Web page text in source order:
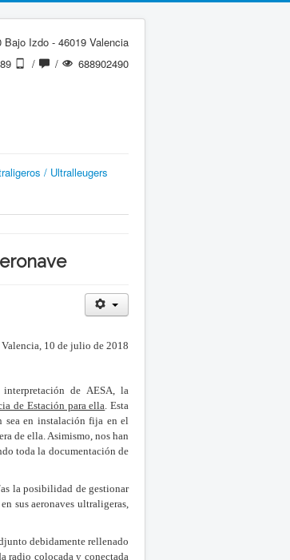
Izdo - 46019 Valencia
/ /
688902490
/ Ultralleugers
Valencia, 10 de julio de 2018
de AESA, la
de Estación para ella. Esta
sea en instalación fija en el
de ella. Asimismo, nos han
toda la documentación de
as la posibilidad de gestionar
sus aeronaves ultraligeras,
debidamente rellenado
radio colocada y conectada